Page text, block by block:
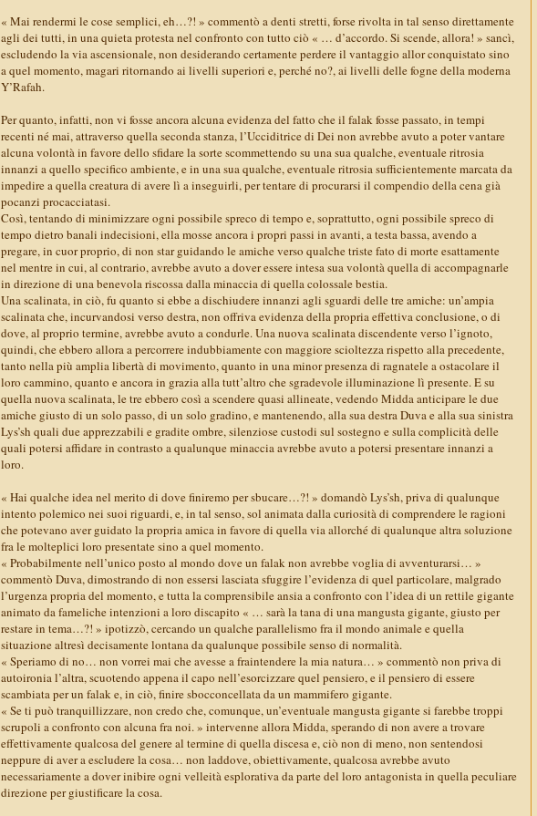
« Mai rendermi le cose semplici, eh…?! » commentò a denti stretti, forse rivolta in tal senso direttamente
agli dei tutti, in una quieta protesta nel confronto con tutto ciò « … d’accordo. Si scende, allora! » sancì,
escludendo la via ascensionale, non desiderando certamente perdere il vantaggio allor conquistato sino
a quel momento, magari ritornando ai livelli superiori e, perché no?, ai livelli delle fogne della moderna
Y’Rafah.
Per quanto, infatti, non vi fosse ancora alcuna evidenza del fatto che il falak fosse passato, in tempi
recenti né mai, attraverso quella seconda stanza, l’Ucciditrice di Dei non avrebbe avuto a poter vantare
alcuna volontà in favore dello sfidare la sorte scommettendo su una sua qualche, eventuale ritrosia
innanzi a quello specifico ambiente, e in una sua qualche, eventuale ritrosia sufficientemente marcata da
impedire a quella creatura di avere lì a inseguirli, per tentare di procurarsi il compendio della cena già
pocanzi procacciatasi.
Così, tentando di minimizzare ogni possibile spreco di tempo e, soprattutto, ogni possibile spreco di
tempo dietro banali indecisioni, ella mosse ancora i propri passi in avanti, a testa bassa, avendo a
pregare, in cuor proprio, di non star guidando le amiche verso qualche triste fato di morte esattamente
nel mentre in cui, al contrario, avrebbe avuto a dover essere intesa sua volontà quella di accompagnarle
in direzione di una benevola riscossa dalla minaccia di quella colossale bestia.
Una scalinata, in ciò, fu quanto si ebbe a dischiudere innanzi agli sguardi delle tre amiche: un’ampia
scalinata che, incurvandosi verso destra, non offriva evidenza della propria effettiva conclusione, o di
dove, al proprio termine, avrebbe avuto a condurle. Una nuova scalinata discendente verso l’ignoto,
quindi, che ebbero allora a percorrere indubbiamente con maggiore scioltezza rispetto alla precedente,
tanto nella più amplia libertà di movimento, quanto in una minor presenza di ragnatele a ostacolare il
loro cammino, quanto e ancora in grazia alla tutt’altro che sgradevole illuminazione lì presente. E su
quella nuova scalinata, le tre ebbero così a scendere quasi allineate, vedendo Midda anticipare le due
amiche giusto di un solo passo, di un solo gradino, e mantenendo, alla sua destra Duva e alla sua sinistra
Lys’sh quali due apprezzabili e gradite ombre, silenziose custodi sul sostegno e sulla complicità delle
quali potersi affidare in contrasto a qualunque minaccia avrebbe avuto a potersi presentare innanzi a
loro.
« Hai qualche idea nel merito di dove finiremo per sbucare…?! » domandò Lys’sh, priva di qualunque
intento polemico nei suoi riguardi, e, in tal senso, sol animata dalla curiosità di comprendere le ragioni
che potevano aver guidato la propria amica in favore di quella via allorché di qualunque altra soluzione
fra le molteplici loro presentate sino a quel momento.
« Probabilmente nell’unico posto al mondo dove un falak non avrebbe voglia di avventurarsi… »
commentò Duva, dimostrando di non essersi lasciata sfuggire l’evidenza di quel particolare, malgrado
l’urgenza propria del momento, e tutta la comprensibile ansia a confronto con l’idea di un rettile gigante
animato da fameliche intenzioni a loro discapito « … sarà la tana di una mangusta gigante, giusto per
restare in tema…?! » ipotizzò, cercando un qualche parallelismo fra il mondo animale e quella
situazione altresì decisamente lontana da qualunque possibile senso di normalità.
« Speriamo di no… non vorrei mai che avesse a fraintendere la mia natura… » commentò non priva di
autoironia l’altra, scuotendo appena il capo nell’esorcizzare quel pensiero, e il pensiero di essere
scambiata per un falak e, in ciò, finire sbocconcellata da un mammifero gigante.
« Se ti può tranquillizzare, non credo che, comunque, un’eventuale mangusta gigante si farebbe troppi
scrupoli a confronto con alcuna fra noi. » intervenne allora Midda, sperando di non avere a trovare
effettivamente qualcosa del genere al termine di quella discesa e, ciò non di meno, non sentendosi
neppure di aver a escludere la cosa… non laddove, obiettivamente, qualcosa avrebbe avuto
necessariamente a dover inibire ogni velleità esplorativa da parte del loro antagonista in quella peculiare
direzione per giustificare la cosa.